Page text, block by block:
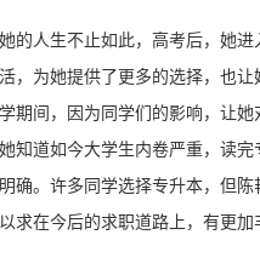
的人生不止如此，高考后，她进
，为她提供了更多的选择，也让
期间，因为同学们的影响，让她
知道如今大学生内卷严重，读完
确。许多同学选择专升本，但陈
求在今后的求职道路上，有更加